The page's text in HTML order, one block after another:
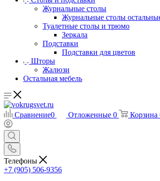
Журнальные столы
Журнальные столы
Туалетные столы и трюмо
Зеркала
Подставки
Подставки для цветов
Шторы
Жалюзи
Остальная мебель
Сравнение0 Отложенные 0 Корзина
Телефоны
+7 (905) 506-9356